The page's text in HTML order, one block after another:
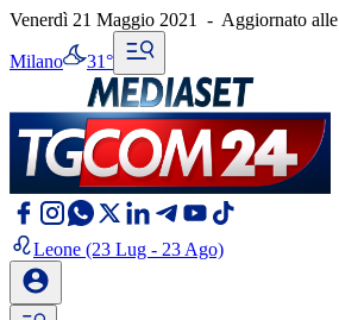
Venerdì 21 Maggio 2021 - Aggiornato alle
Milano 31°
Leone (23 Lug - 23 Ago)